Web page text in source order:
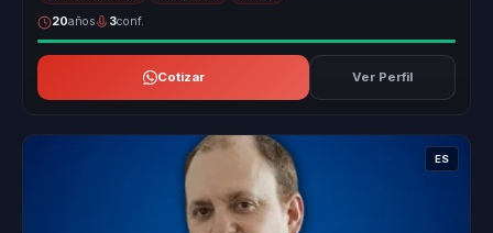
20años 3conf.
Cotizar Ver Perfil
ES